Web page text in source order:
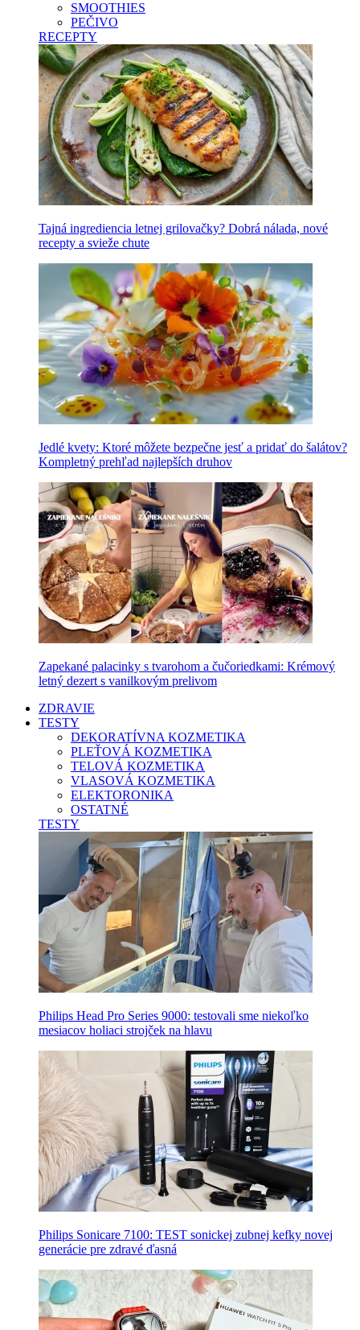
SMOOTHIES
PEČIVO
RECEPTY
Tajná ingrediencia letnej grilovačky? Dobrá nálada, nové
recepty a svieže chute
Jedlé kvety: Ktoré môžete bezpečne jesť a pridať do šalátov?
Kompletný prehľad najlepších druhov
Zapekané palacinky s tvarohom a čučoriedkami: Krémový
letný dezert s vanilkovým prelivom
ZDRAVIE
TESTY
DEKORATÍVNA KOZMETIKA
PLEŤOVÁ KOZMETIKA
TELOVÁ KOZMETIKA
VLASOVÁ KOZMETIKA
ELEKTORONIKA
OSTATNÉ
TESTY
Philips Head Pro Series 9000: testovali sme niekoľko
mesiacov holiaci strojček na hlavu
Philips Sonicare 7100: TEST sonickej zubnej kefky novej
generácie pre zdravé ďasná